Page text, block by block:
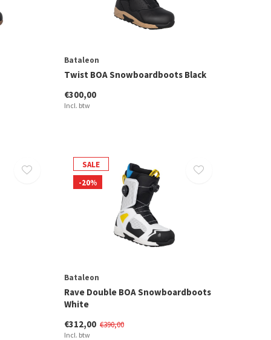
Bataleon
Twist BOA Snowboardboots Black
€300,00
Incl. btw
SALE
-20%
Bataleon
Rave Double BOA Snowboardboots
White
€312,00 €390,00
Incl. btw